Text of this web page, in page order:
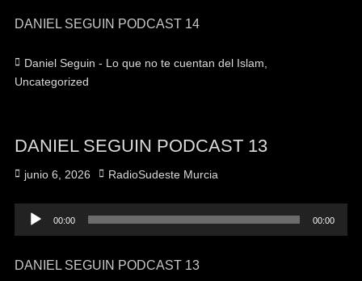
DANIEL SEGUIN PODCAST 14
Categorías
Daniel Seguin - Lo que no te cuentan del Islam
Uncategorized
DANIEL SEGUIN PODCAST 13
Publicado
junio 6, 2026 Autor
RadioSudeste Murcia
Reproductor
de
00:00 00:00
DANIEL SEGUIN PODCAST 13